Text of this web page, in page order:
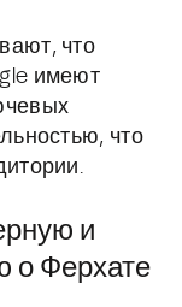
что
имеют
что
и
о Ферхате